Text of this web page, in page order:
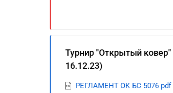
Турнир "Открытый
16.12.23)
РЕГЛАМЕНТ ОК БС 5076 pdf